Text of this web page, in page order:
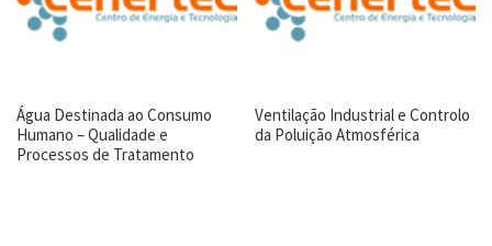
Água Destinada ao Consumo
Humano – Qualidade e
Processos de Tratamento
Ventilação Industrial e Controlo
da Poluição Atmosférica